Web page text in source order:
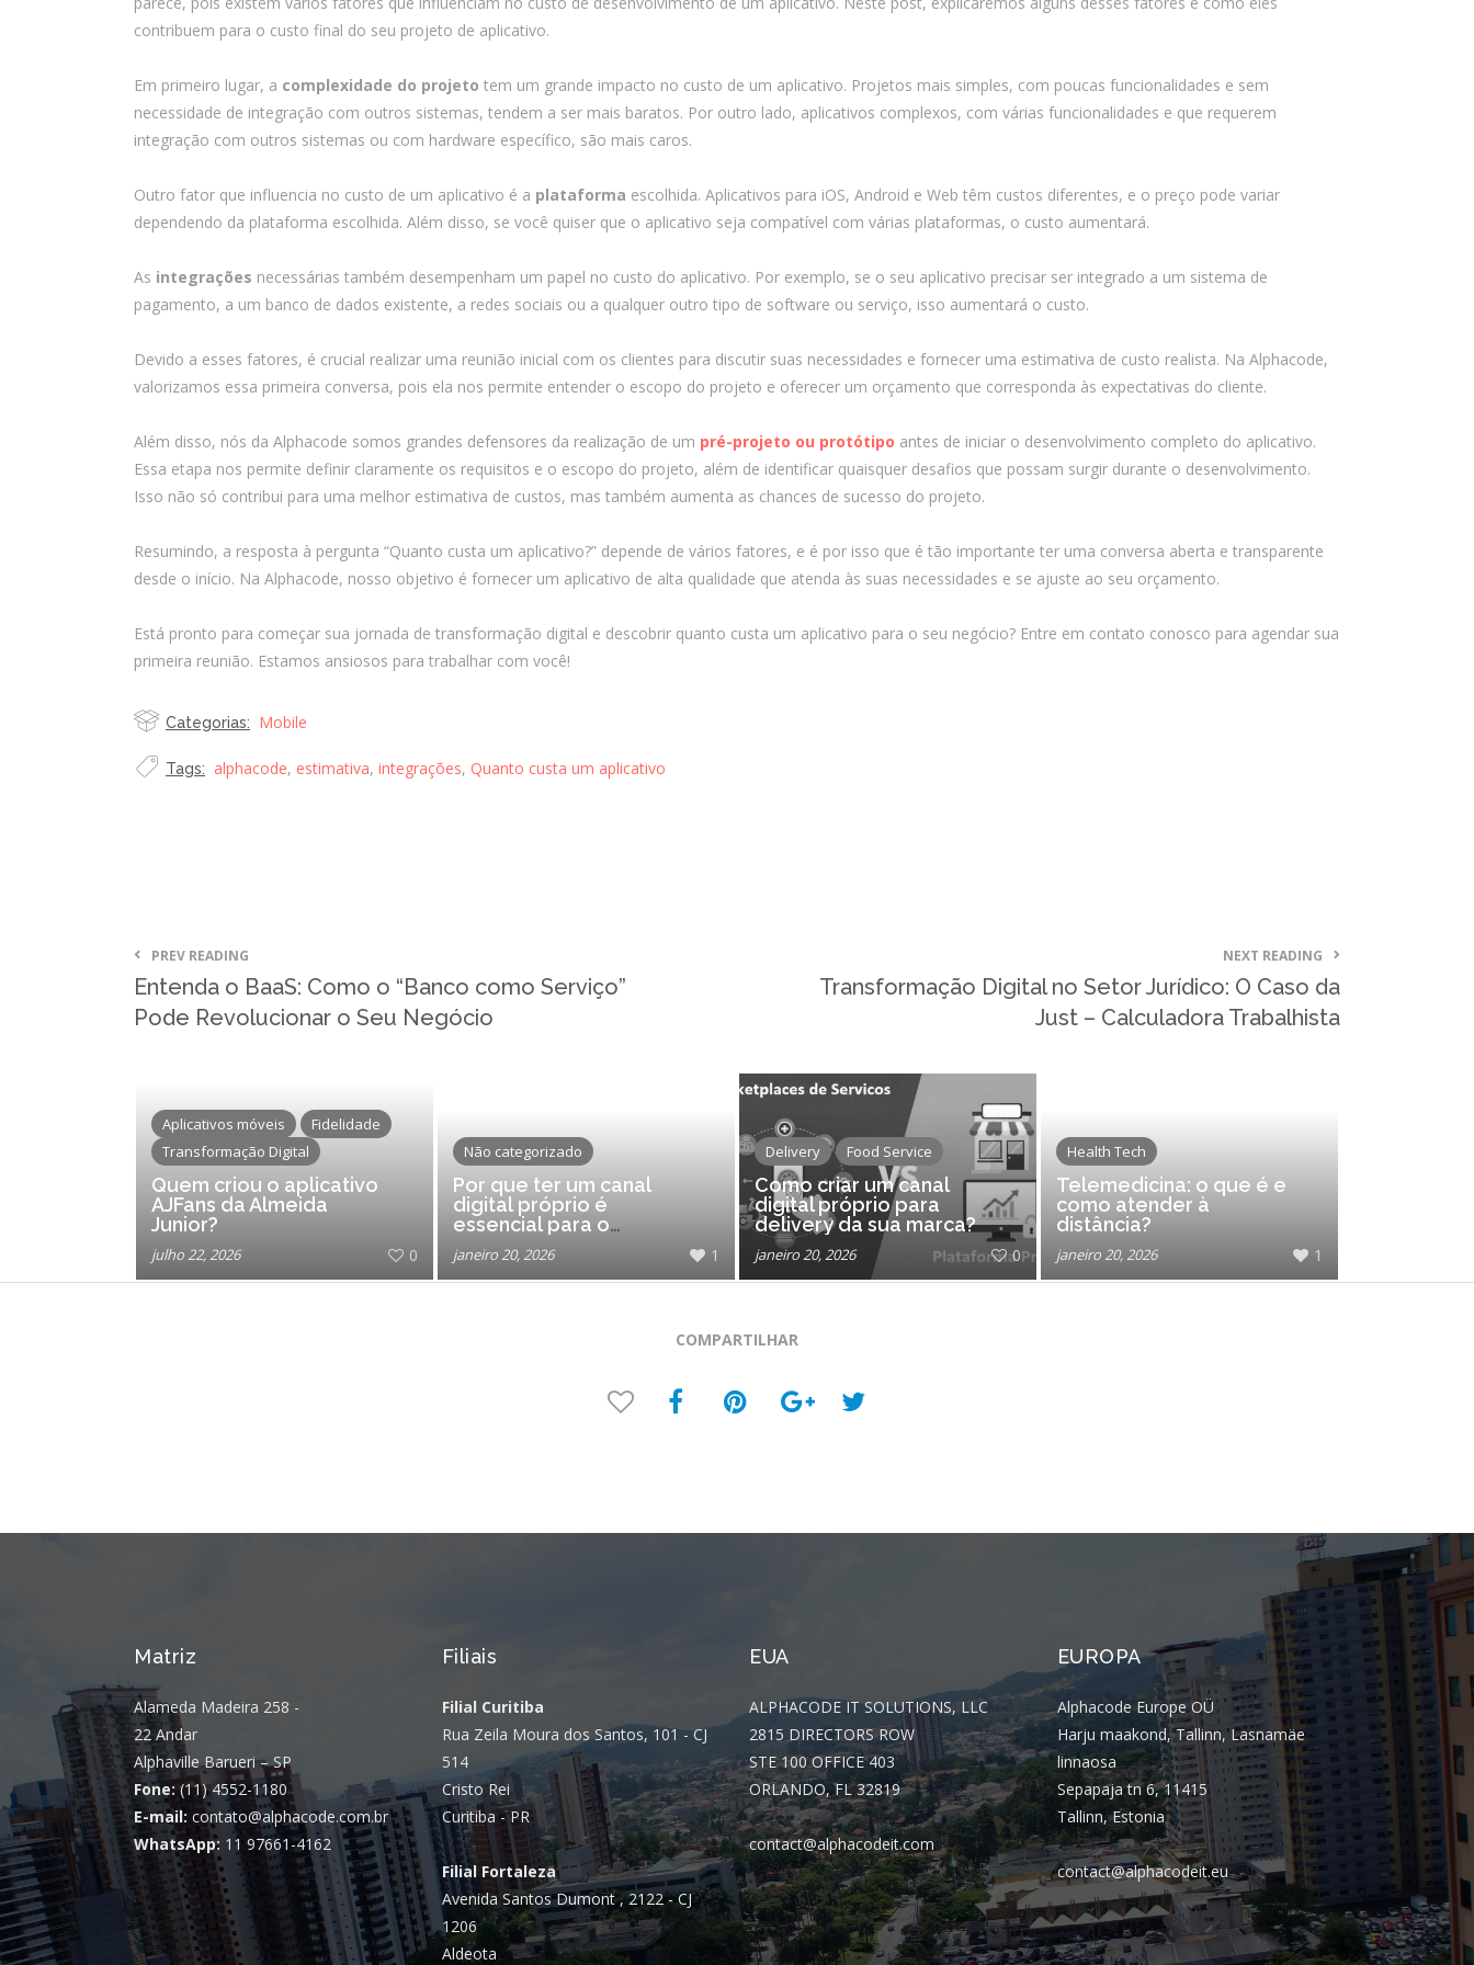
PSTI: Por que essa escolha define a
Arquivos
agosto 2026
março 2026
janeiro 2026
novembro 2025
setembro 2025
agosto 2025
junho 2025
setembro 2024
agosto 2024
julho 2024
outubro 2023
agosto 2023
junho 2023
maio 2023
março 2023
agosto 2019
julho 2019
maio 2019
abril 2019
março 2019
fevereiro 2019
janeiro 2019
dezembro 2018
outubro 2018
Sistemas de gestão
E-commerce
Vtex E-commerce
Alexa Skills
IOT
Desenvolvimento Sob
Outsourcing
Integrações
contribuem para o custo final do seu projeto de aplicativo.
Em primeiro lugar, a complexidade do projeto tem um grande impacto no custo de um aplicativo. Projetos mais simples, com poucas funcionalidades e sem
necessidade de integração com outros sistemas, tendem a ser mais baratos. Por outro lado, aplicativos complexos, com várias funcionalidades e que requerem
integração com outros sistemas ou com hardware específico, são mais caros.
Outro fator que influencia no custo de um aplicativo é a plataforma escolhida. Aplicativos para iOS, Android e Web têm custos diferentes, e o preço pode variar
dependendo da plataforma escolhida. Além disso, se você quiser que o aplicativo seja compatível com várias plataformas, o custo aumentará.
As integrações necessárias também desempenham um papel no custo do aplicativo. Por exemplo, se o seu aplicativo precisar ser integrado a um sistema de
pagamento, a um banco de dados existente, a redes sociais ou a qualquer outro tipo de software ou serviço, isso aumentará o custo.
Devido a esses fatores, é crucial realizar uma reunião inicial com os clientes para discutir suas necessidades e fornecer uma estimativa de custo realista. Na Alphacode,
valorizamos essa primeira conversa, pois ela nos permite entender o escopo do projeto e oferecer um orçamento que corresponda às expectativas do cliente.
Além disso, nós da Alphacode somos grandes defensores da realização de um pré-projeto ou protótipo antes de iniciar o desenvolvimento completo do aplicativo.
Essa etapa nos permite definir claramente os requisitos e o escopo do projeto, além de identificar quaisquer desafios que possam surgir durante o desenvolvimento.
Isso não só contribui para uma melhor estimativa de custos, mas também aumenta as chances de sucesso do projeto.
Resumindo, a resposta à pergunta “Quanto custa um aplicativo?” depende de vários fatores, e é por isso que é tão importante ter uma conversa aberta e transparente
desde o início. Na Alphacode, nosso objetivo é fornecer um aplicativo de alta qualidade que atenda às suas necessidades e se ajuste ao seu orçamento.
Está pronto para começar sua jornada de transformação digital e descobrir quanto custa um aplicativo para o seu negócio? Entre em contato conosco para agendar sua
primeira reunião. Estamos ansiosos para trabalhar com você!
Categorias: Mobile
Tags: alphacode, estimativa, integrações, Quanto custa um aplicativo
PREV READING
Entenda o BaaS: Como o “Banco como Serviço”
Pode Revolucionar o Seu Negócio
NEXT READING
Transformação Digital no Setor Jurídico: O Caso da
Just – Calculadora Trabalhista
Aplicativos móveis
Fidelidade
Transformação Digital
Quem criou o aplicativo
AJFans da Almeida
Junior?
julho 22, 2026 0
Não categorizado
Por que ter um canal
digital próprio é
essencial para o
crescimento do seu
delivery?
janeiro 20, 2026 1
Delivery Food Service
Como criar um canal
digital próprio para
delivery da sua marca?
janeiro 20, 2026 0
Health Tech
Telemedicina: o que é e
como atender à
distância?
janeiro 20, 2026 1
COMPARTILHAR
Matriz
Alameda Madeira 258 -
22 Andar
Alphaville Barueri – SP
Fone: (11) 4552-1180
E-mail: contato@alphacode.com.br
WhatsApp: 11 97661-4162
Filiais
Filial Curitiba
Rua Zeila Moura dos Santos, 101 - CJ
514
Cristo Rei
Curitiba - PR
Filial Fortaleza
Avenida Santos Dumont , 2122 - CJ
1206
Aldeota
EUA
ALPHACODE IT SOLUTIONS, LLC
2815 DIRECTORS ROW
STE 100 OFFICE 403
ORLANDO, FL 32819
contact@alphacodeit.com
EUROPA
Alphacode Europe OÜ
Harju maakond, Tallinn, Lasnamäe
linnaosa
Sepapaja tn 6, 11415
Tallinn, Estonia
contact@alphacodeit.eu